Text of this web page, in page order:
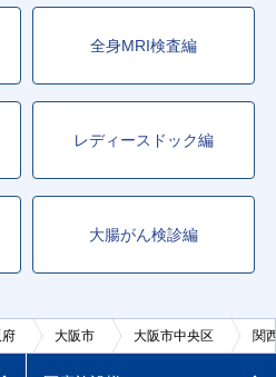
全身MRI検査編
レディースドック編
大腸がん検診編
大阪市 大阪市中央区 関